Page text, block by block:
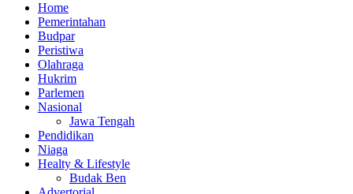
Home
Pemerintahan
Budpar
Peristiwa
Olahraga
Hukrim
Parlemen
Nasional
Jawa Tengah
Pendidikan
Niaga
Healty & Lifestyle
Budak Ben